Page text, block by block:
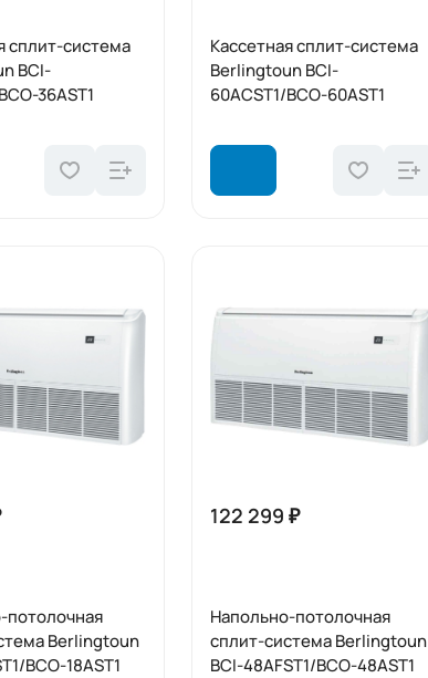
сплит-система
BCI-
36AST1
Кассетная сплит-система
Berlingtoun BCI-
60ACST1/BCO-60AST1
потолочная
Berlingtoun
BCO-18AST1
122 299 ₽
Напольно-потолочная
сплит-система Berlingtoun
BCI-48AFST1/BCO-48AST1